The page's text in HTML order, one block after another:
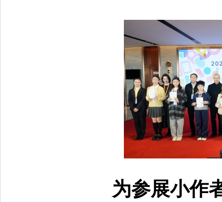
为参展小作